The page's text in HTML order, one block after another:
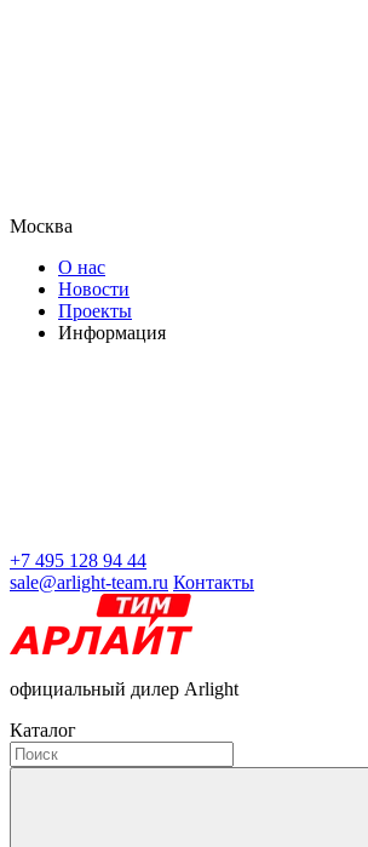
Москва
О нас
Новости
Проекты
Информация
+7 495 128 94 44
sale@arlight-team.ru Контакты
официальный дилер Arlight
Каталог